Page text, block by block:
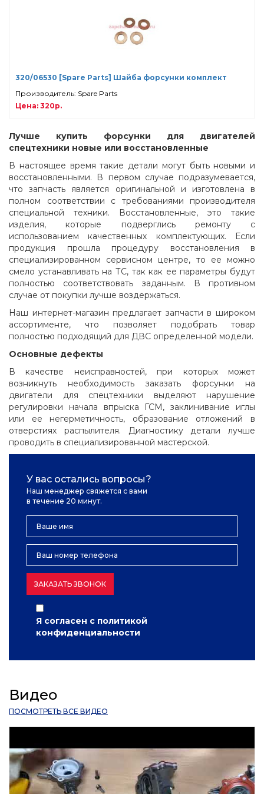
320/06530 [Spare Parts] Шайба форсунки комплект
Производитель: Spare Parts
Цена: 320р.
Лучше купить форсунки для двигателей
спецтехники новые или восстановленные
В настоящее время такие детали могут быть новыми и
восстановленными. В первом случае подразумевается,
что запчасть является оригинальной и изготовлена в
полном соответствии с требованиями производителя
специальной техники. Восстановленные, это такие
изделия, которые подверглись ремонту с
использованием качественных комплектующих. Если
продукция прошла процедуру восстановления в
специализированном сервисном центре, то ее можно
смело устанавливать на ТС, так как ее параметры будут
полностью соответствовать заданным. В противном
случае от покупки лучше воздержаться.
Наш интернет-магазин предлагает запчасти в широком
ассортименте, что позволяет подобрать товар
полностью подходящий для ДВС определенной модели.
Основные дефекты
В качестве неисправностей, при которых может
возникнуть необходимость заказать форсунки на
двигатели для спецтехники выделяют нарушение
регулировки начала впрыска ГСМ, заклинивание иглы
или ее негерметичность, образование отложений в
отверстиях распылителя. Диагностику детали лучше
проводить в специализированной мастерской.
У вас остались вопросы?
Наш менеджер свяжется с вами
в течение 20 минут.
ЗАКАЗАТЬ ЗВОНОК
Я согласен с политикой
конфиденциальности
Видео
ПОСМОТРЕТЬ ВСЕ ВИДЕО